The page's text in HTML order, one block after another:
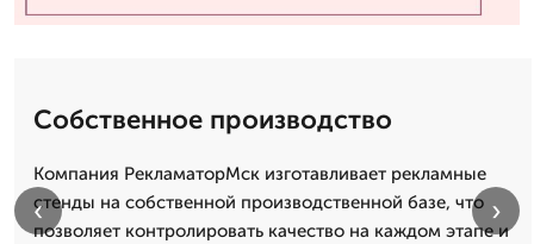
Собственное производство
Компания РекламаторМск изготавливает рекламные
стенды на собственной производственной базе, что
позволяет контролировать качество на каждом этапе и
‹ ›